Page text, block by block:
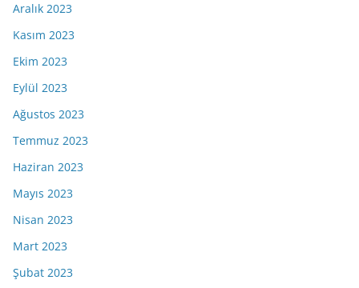
Aralık 2023
Kasım 2023
Ekim 2023
Eylül 2023
Ağustos 2023
Temmuz 2023
Haziran 2023
Mayıs 2023
Nisan 2023
Mart 2023
Şubat 2023